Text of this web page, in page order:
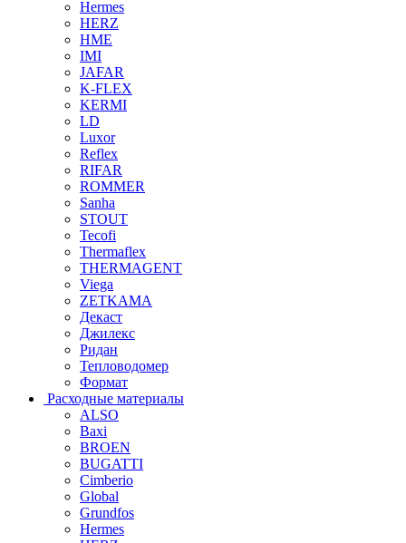
Hermes
HERZ
HME
IMI
JAFAR
K-FLEX
KERMI
LD
Luxor
Reflex
RIFAR
ROMMER
Sanha
STOUT
Tecofi
Thermaflex
THERMAGENT
Viega
ZETKAMA
Декаст
Джилекс
Ридан
Тепловодомер
Формат
Расходные материалы
ALSO
Baxi
BROEN
BUGATTI
Cimberio
Global
Grundfos
Hermes